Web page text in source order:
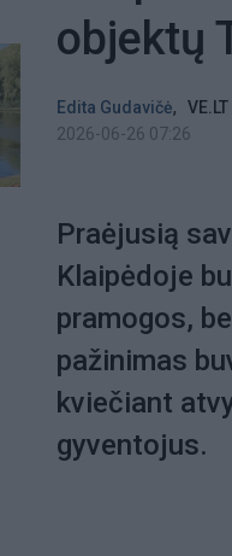
objektų
Edita Gudavičė,
VE.LT
2026-06-26 07:26
Praėjusią
Klaipėdoje
pramogos,
pažinimas
kviečiant
gyventojus.